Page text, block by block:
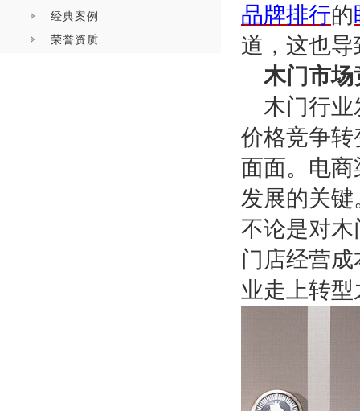
经典案例
荣誉资质
品牌排行的
道，这也
木门市场
木门行业
价格竞争
面面。电
发展的关
不论是对
门店经营
业走上转型